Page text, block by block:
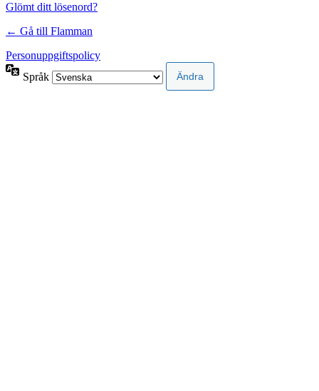
Glömt ditt lösenord?
← Gå till Flamman
Personuppgiftspolicy
Språk